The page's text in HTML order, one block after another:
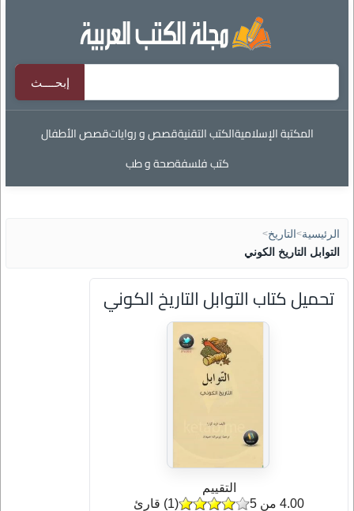
المكتبة الإسلاميةالكتب التقنيةقصص و رواياتقصص الأطفال
كتب فلسفةصحة و طب
الرئيسية> التاريخ>
التوابل التاريخ الكوني
تحميل كتاب التوابل التاريخ الكوني
التقييم
(
1) قارئ 4.00 من 5